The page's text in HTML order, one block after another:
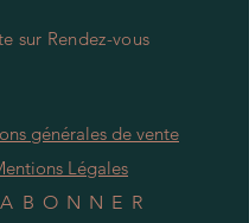
sur Rendez-vous
générales de vente
Légales